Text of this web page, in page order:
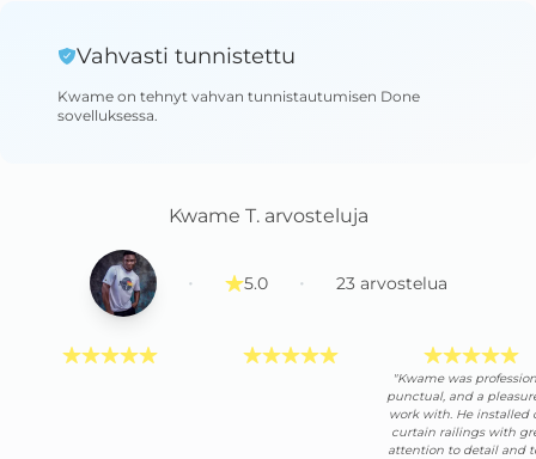
Vahvasti tunnistettu
Kwame on tehnyt vahvan tunnistautumisen Done
sovelluksessa.
Kwame T. arvosteluja
· 5.0 · 23 arvostelua
"Kwame was
punctual, and a
work with. He installed
curtain railings with
attention to detail and